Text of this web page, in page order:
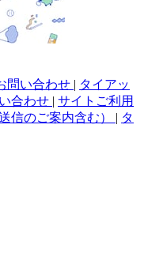
問い合わせ | タイアッ
合わせ | サイトご利用
信のご案内含む） | タ